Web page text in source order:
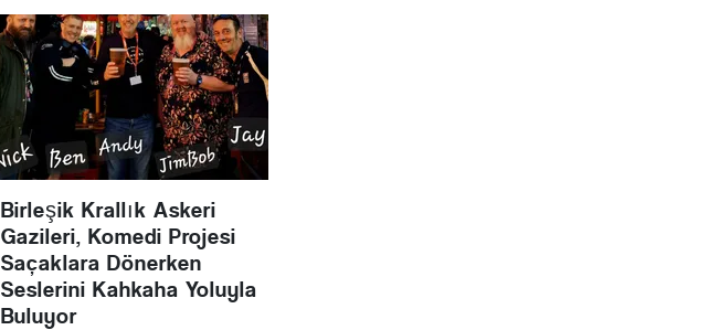
Birleşik Krallık Askeri
Gazileri, Komedi Projesi
Saçaklara Dönerken
Seslerini Kahkaha Yoluyla
Buluyor